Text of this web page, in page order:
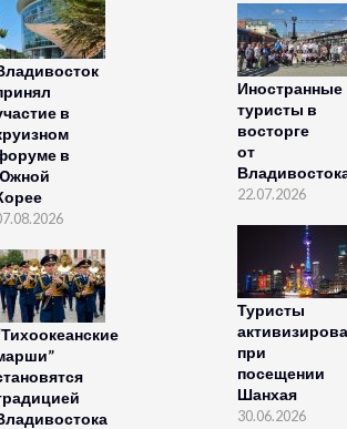
в
в
Иностранные
туристы в
восторге
от
22.07.2026
Туристы
при
посещении
Шанхая
30.06.2026